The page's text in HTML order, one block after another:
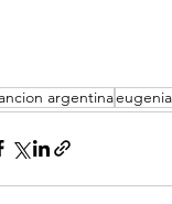
argentina